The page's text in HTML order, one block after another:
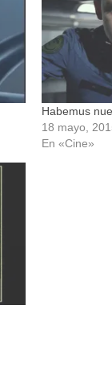
Habemus
18 mayo,
En «Cine»